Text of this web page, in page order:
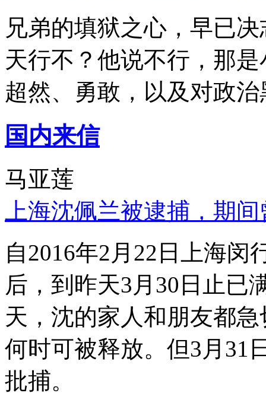
兄弟的填狱之心，早已
天行不？他说不行，那
超然、勇敢，以及对政
国内来信
马亚莲
上海沈佩兰被逮捕，期
自2016年2月22日上海
后，到昨天3月30日止已
天，沈的家人和朋友都
何时可被释放。但3月31
批捕。